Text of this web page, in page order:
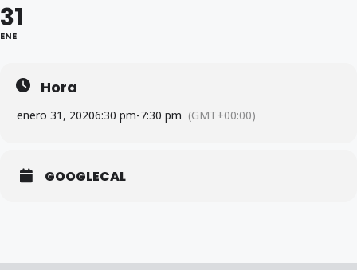
31
ENE
Hora
enero 31, 20206:30 pm-7:30 pm (GMT+00:00)
GOOGLECAL